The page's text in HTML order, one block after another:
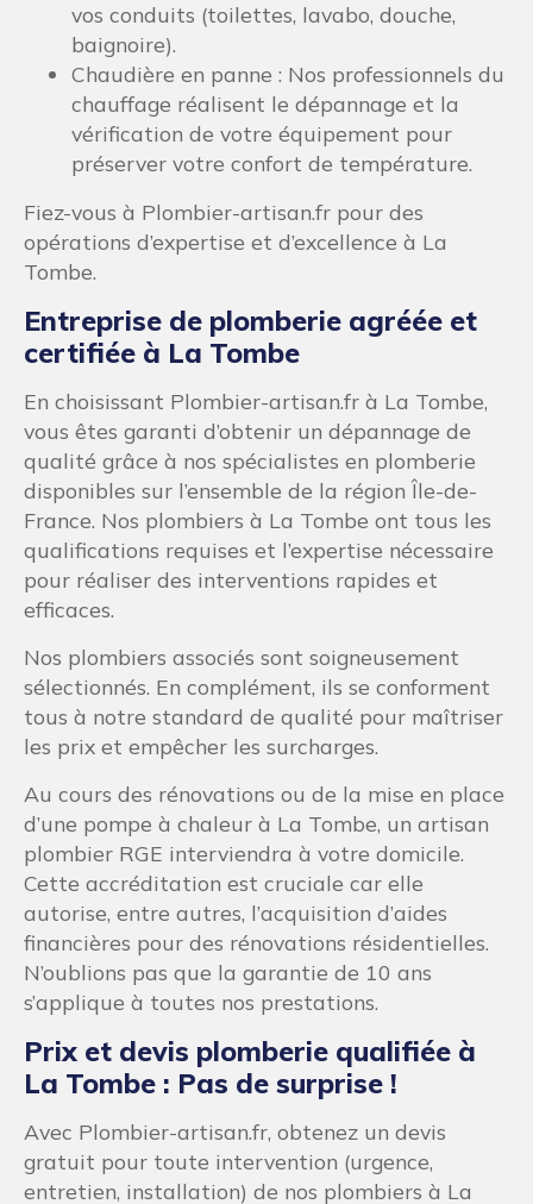
vos conduits (toilettes, lavabo, douche,
baignoire).
Chaudière en panne : Nos professionnels du
chauffage réalisent le dépannage et la
vérification de votre équipement pour
préserver votre confort de température.
Fiez-vous à Plombier-artisan.fr pour des
opérations d’expertise et d’excellence à La
Tombe.
Entreprise de plomberie agréée et
certifiée à La Tombe
En choisissant Plombier-artisan.fr à La Tombe,
vous êtes garanti d’obtenir un dépannage de
qualité grâce à nos spécialistes en plomberie
disponibles sur l’ensemble de la région Île-de-
France. Nos plombiers à La Tombe ont tous les
qualifications requises et l’expertise nécessaire
pour réaliser des interventions rapides et
efficaces.
Nos plombiers associés sont soigneusement
sélectionnés. En complément, ils se conforment
tous à notre standard de qualité pour maîtriser
les prix et empêcher les surcharges.
Au cours des rénovations ou de la mise en place
d’une pompe à chaleur à La Tombe, un artisan
plombier RGE interviendra à votre domicile.
Cette accréditation est cruciale car elle
autorise, entre autres, l’acquisition d’aides
financières pour des rénovations résidentielles.
N’oublions pas que la garantie de 10 ans
s’applique à toutes nos prestations.
Prix et devis plomberie qualifiée à
La Tombe : Pas de surprise !
Avec Plombier-artisan.fr, obtenez un devis
gratuit pour toute intervention (urgence,
entretien, installation) de nos plombiers à La